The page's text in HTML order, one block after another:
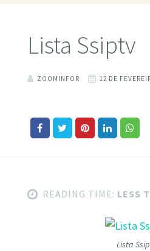
Lista Ssiptv
ZOOMINFOR 12 DE
READING TIME: LESS
Lista